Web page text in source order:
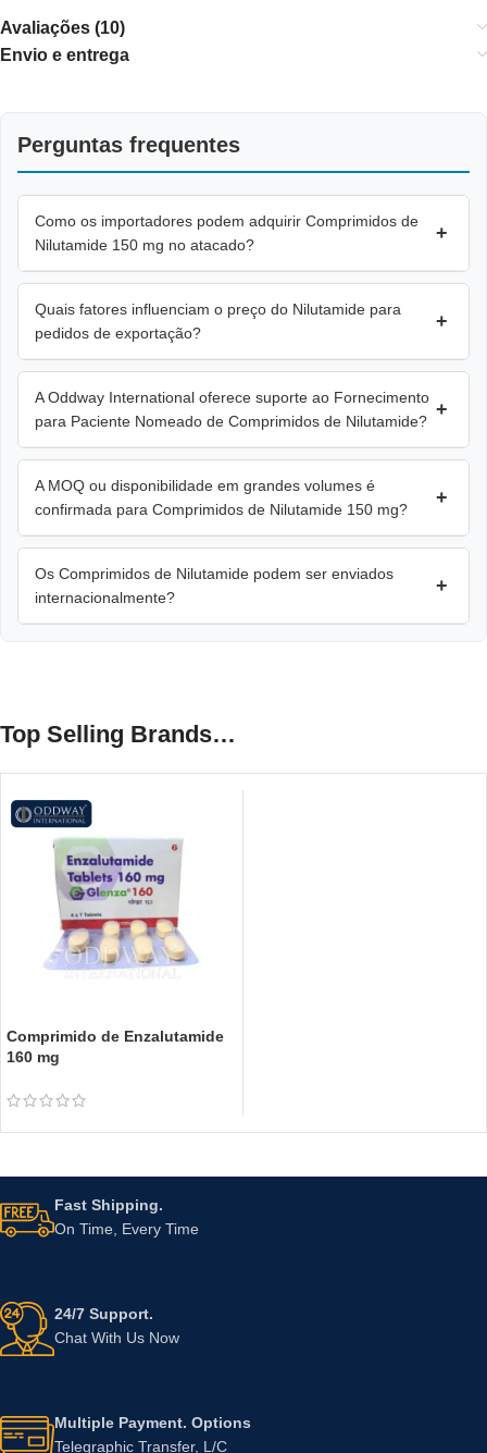
Avaliações (10)
Envio e entrega
Perguntas frequentes
Como os importadores podem adquirir Comprimidos de
Nilutamide 150 mg no atacado?
+
Quais fatores influenciam o preço do Nilutamide para
pedidos de exportação?
+
A Oddway International oferece suporte ao Fornecimento
para Paciente Nomeado de Comprimidos de Nilutamide?
+
A MOQ ou disponibilidade em grandes volumes é
confirmada para Comprimidos de Nilutamide 150 mg?
+
Os Comprimidos de Nilutamide podem ser enviados
internacionalmente?
+
Top Selling Brands…
Comprimido de Enzalutamide
160 mg
Fast Shipping.
On Time, Every Time
24/7 Support.
Chat With Us Now
Multiple Payment. Options
Telegraphic Transfer, L/C